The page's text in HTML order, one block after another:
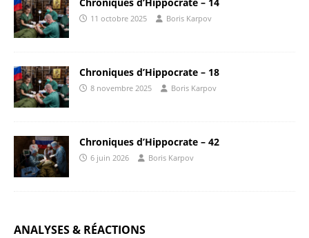
11 octobre 2025 Boris Karpov
Chroniques d’Hippocrate – 18
8 novembre 2025 Boris Karpov
Chroniques d’Hippocrate – 42
6 juin 2026 Boris Karpov
ANALYSES & RÉACTIONS